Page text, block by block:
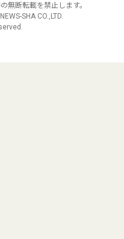
無断転載を禁止します。
SHA CO.,LTD.